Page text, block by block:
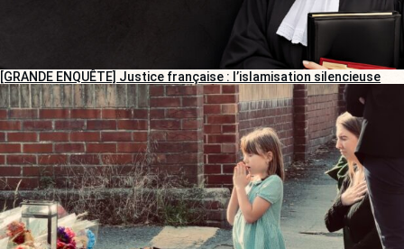
[GRANDE ENQUÊTE] Justice française : l’islamisation silencieuse